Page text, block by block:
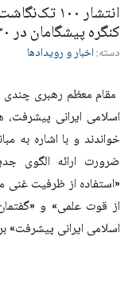
انتشار
کنگره پیشگامان در ۳۰ اردیبهشت
دسته:اخبار و رویدادها
مقام معظم رهبری چندی
اسلامی ایرانی
خواندند و با اشاره به
ضرورت ارائه الگوی
«استفاده از ظرفیت غنی
از قوت علمی» و
اسلامی ایرانی پیشرفت»